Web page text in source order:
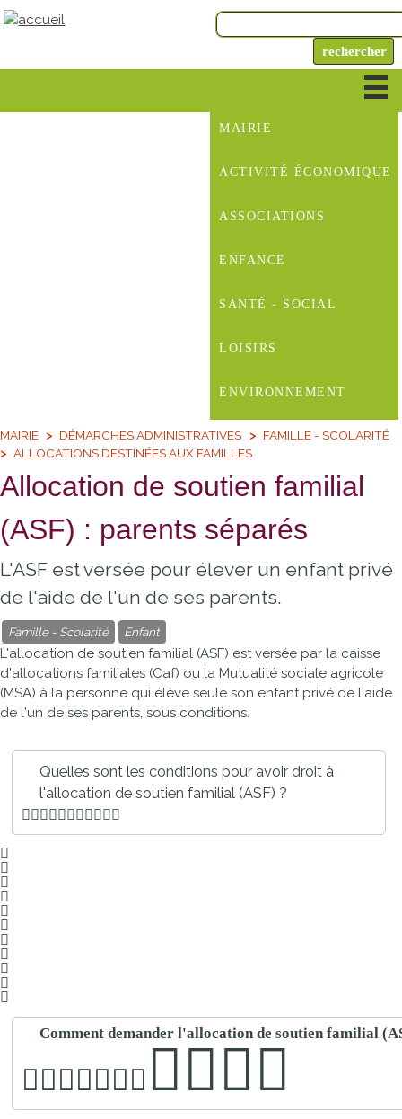
MAIRIE
ACTIVITÉ ÉCONOMIQUE
ASSOCIATIONS
ENFANCE
SANTÉ - SOCIAL
LOISIRS
ENVIRONNEMENT
MAIRIE DÉMARCHES ADMINISTRATIVES
FAMILLE - SCOLARITÉ
ALLOCATIONS DESTINÉES AUX FAMILLES
Allocation de soutien familial
(ASF) : parents séparés
L'ASF est versée pour élever un enfant privé
de l'aide de l'un de ses parents.
Famille - Scolarité Enfant
L'allocation de soutien familial (ASF) est versée par la caisse
d'allocations familiales (Caf) ou la Mutualité sociale agricole
(MSA) à la personne qui élève seule son enfant privé de l'aide
de l'un de ses parents, sous conditions.
Quelles sont les conditions pour avoir droit à
l'allocation de soutien familial (ASF) ?
Comment demander l'allocation de soutien familial